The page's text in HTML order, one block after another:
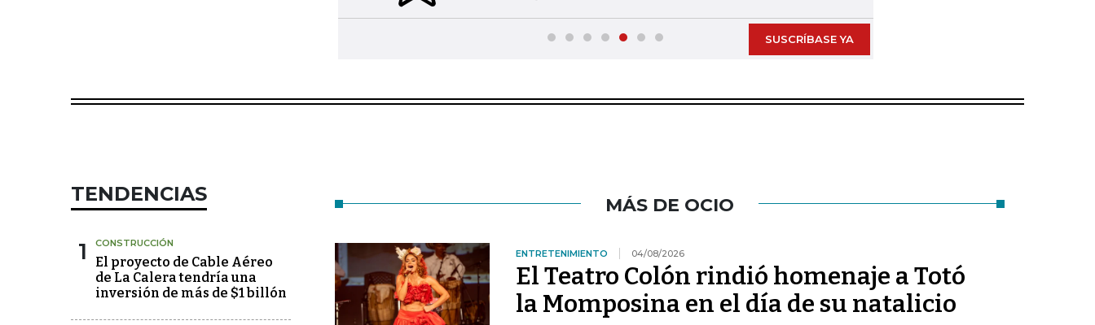
SUSCRÍBASE YA
TENDENCIAS
1 CONSTRUCCIÓN
El proyecto de Cable Aéreo
de La Calera tendría una
inversión de más de $1 billón
MÁS DE OCIO
ENTRETENIMIENTO 04/08/2026
El Teatro Colón rindió homenaje a Totó
la Momposina en el día de su natalicio